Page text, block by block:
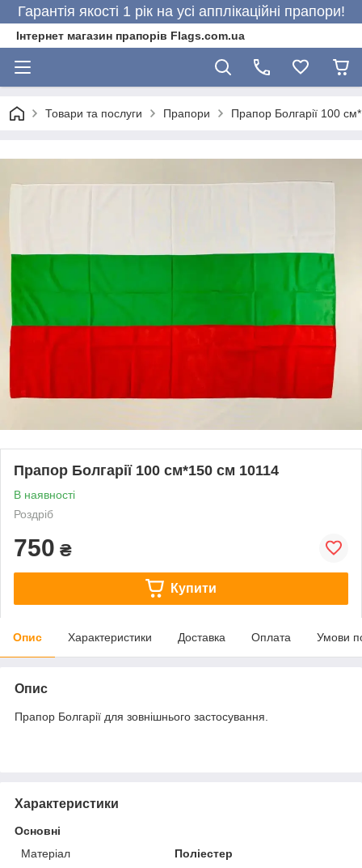
Гарантія якості 1 рік на усі апплікаційні прапори!
Інтернет магазин прапорів Flags.com.ua
Товари та послуги Прапори Прапор Болгарії 100
Прапор Болгарії 100 см*150 см 10114
В наявності
Роздріб
750 ₴
Купити
Опис Характеристики Доставка Оплата Умови
Опис
Прапор Болгарії для зовнішнього застосування.
Характеристики
Основні
Матеріал
Поліестер